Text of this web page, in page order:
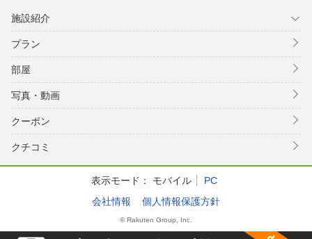
施設紹介
プラン
部屋
写真・動画
クーポン
クチコミ
表示モード： モバイル
PC
会社情報
個人情報保護方針
© Rakuten Group, Inc.